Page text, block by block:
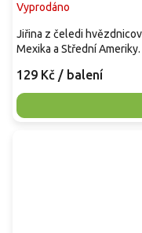
Vyprodáno
129 Kč / balení
Jiřina z čeledi
Mexika a Střední Ameriky.